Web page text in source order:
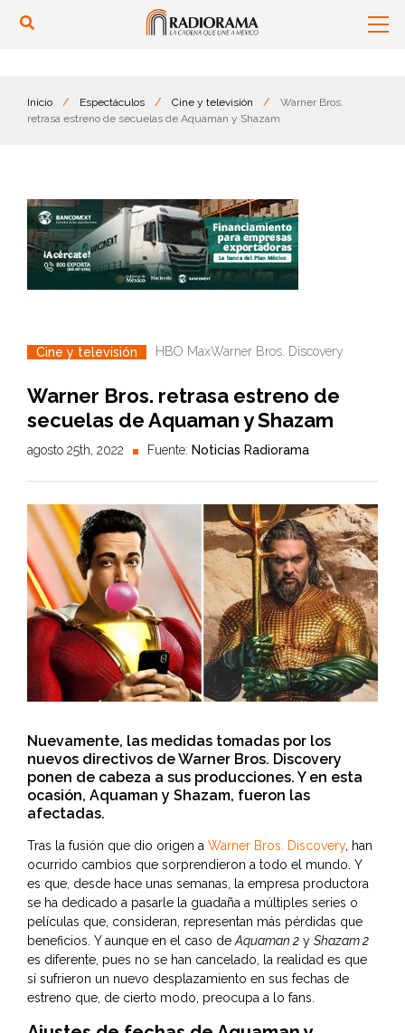
Inicio / Espectáculos / Cine y televisión /
Warner Bros.
retrasa estreno de secuelas de Aquaman y Shazam
Cine y televisión HBO MaxWarner Bros. Discovery
Warner Bros. retrasa estreno de
secuelas de Aquaman y Shazam
agosto 25th, 2022 Fuente: Noticias Radiorama
Nuevamente, las medidas tomadas por los
nuevos directivos de Warner Bros. Discovery
ponen de cabeza a sus producciones. Y en esta
ocasión, Aquaman y Shazam, fueron las
afectadas.
Tras la fusión que dio origen a Warner Bros. Discovery, han
ocurrido cambios que sorprendieron a todo el mundo. Y
es que, desde hace unas semanas, la empresa productora
se ha dedicado a pasarle la guadaña a múltiples series o
películas que, consideran, representan más pérdidas que
beneficios. Y aunque en el caso deAquaman 2 y Shazam 2
es diferente, pues no se han cancelado, la realidad es que
sí sufrieron un nuevo desplazamiento en sus fechas de
estreno que, de cierto modo, preocupa a lo fans.